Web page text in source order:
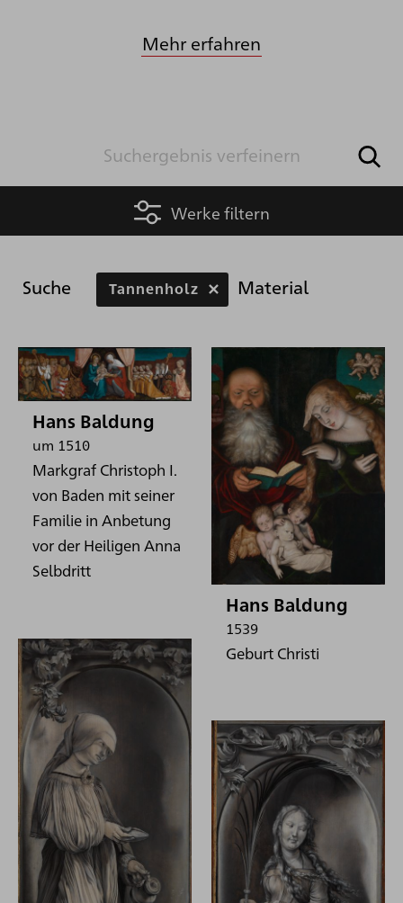
Mehr erfahren
Werke filtern
Suche Tannenholz Material
Hans Baldung
um 1510
Markgraf Christoph I.
von Baden mit seiner
Familie in Anbetung
vor der Heiligen Anna
Selbdritt
Hans Baldung
1539
Geburt Christi